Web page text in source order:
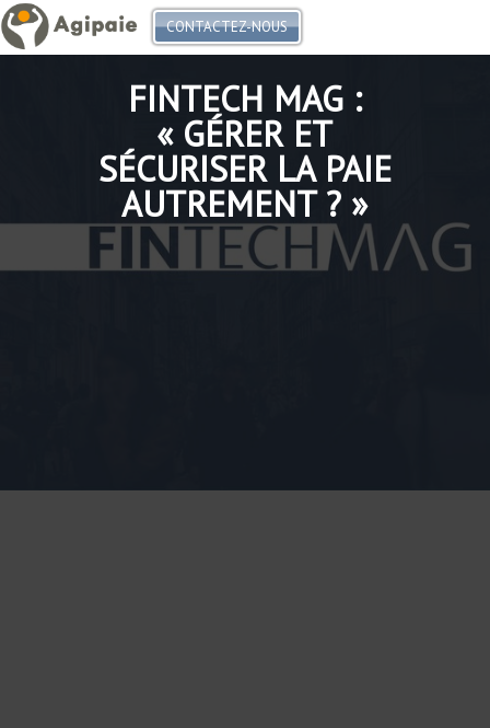
CONTACTEZ-NOUS
FINTECH MAG :
« GÉRER ET
SÉCURISER LA PAIE
AUTREMENT ? »